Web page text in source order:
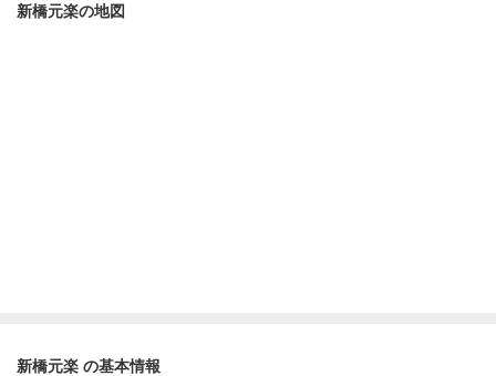
新橋元楽の地図
新橋元楽 の基本情報